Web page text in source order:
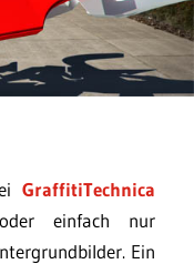
GraffitiTechnica
einfach nur
Ein